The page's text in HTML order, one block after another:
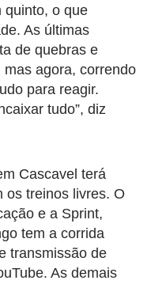
quinto, o que
As últimas
de quebras e
agora, correndo
para reagir.
tudo”, diz
Cascavel terá
os treinos livres. O
e a Sprint,
tem a corrida
transmissão de
As demais